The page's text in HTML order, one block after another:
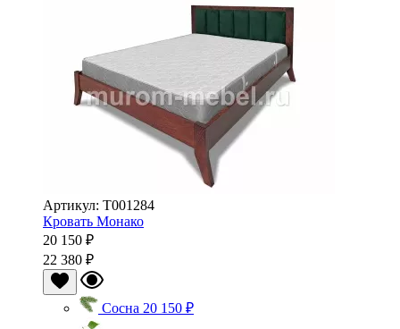
Артикул: Т001284
Кровать Монако
20 150 ₽
22 380 ₽
Сосна 20 150 ₽